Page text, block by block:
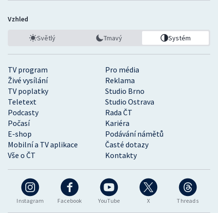
Instagram Facebook YouTube X Threads
TV program
Pro média
Živé vysílání
Reklama
TV poplatky
Studio Brno
Teletext
Studio Ostrava
Podcasty
Rada ČT
Počasí
Kariéra
E-shop
Podávání námětů
Mobilní a TV aplikace
Časté dotazy
Vše o ČT
Kontakty
Vzhled
Světlý Tmavý Systém